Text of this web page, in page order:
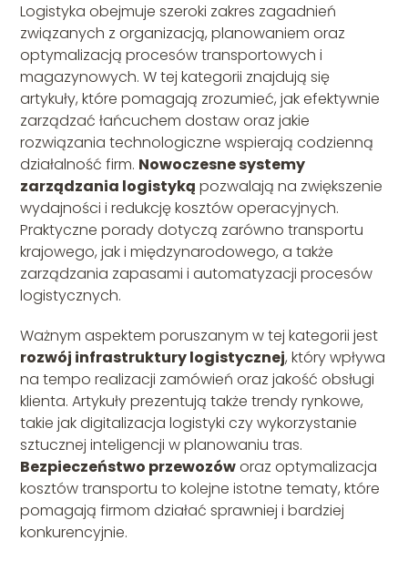
Logistyka obejmuje szeroki zakres zagadnień
związanych z organizacją, planowaniem oraz
optymalizacją procesów transportowych i
magazynowych. W tej kategorii znajdują się
artykuły, które pomagają zrozumieć, jak efektywnie
zarządzać łańcuchem dostaw oraz jakie
rozwiązania technologiczne wspierają codzienną
działalność firm. Nowoczesne systemy
zarządzania logistyką pozwalają na zwiększenie
wydajności i redukcję kosztów operacyjnych.
Praktyczne porady dotyczą zarówno transportu
krajowego, jak i międzynarodowego, a także
zarządzania zapasami i automatyzacji procesów
logistycznych.
Ważnym aspektem poruszanym w tej kategorii jest
rozwój infrastruktury logistycznej, który wpływa
na tempo realizacji zamówień oraz jakość obsługi
klienta. Artykuły prezentują także trendy rynkowe,
takie jak digitalizacja logistyki czy wykorzystanie
sztucznej inteligencji w planowaniu tras.
Bezpieczeństwo przewozóworaz optymalizacja
kosztów transportu to kolejne istotne tematy, które
pomagają firmom działać sprawniej i bardziej
konkurencyjnie.